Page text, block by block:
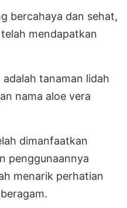
bercahaya dan sehat,
mendapatkan
adalah tanaman lidah
nama aloe vera
dimanfaatkan
penggunaannya
menarik perhatian